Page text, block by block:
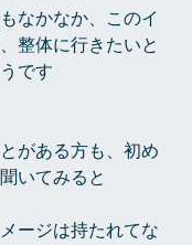
なかなか、このイ
整体に行きたいと
です
がある方も、初め
いてみると
ージは持たれてな